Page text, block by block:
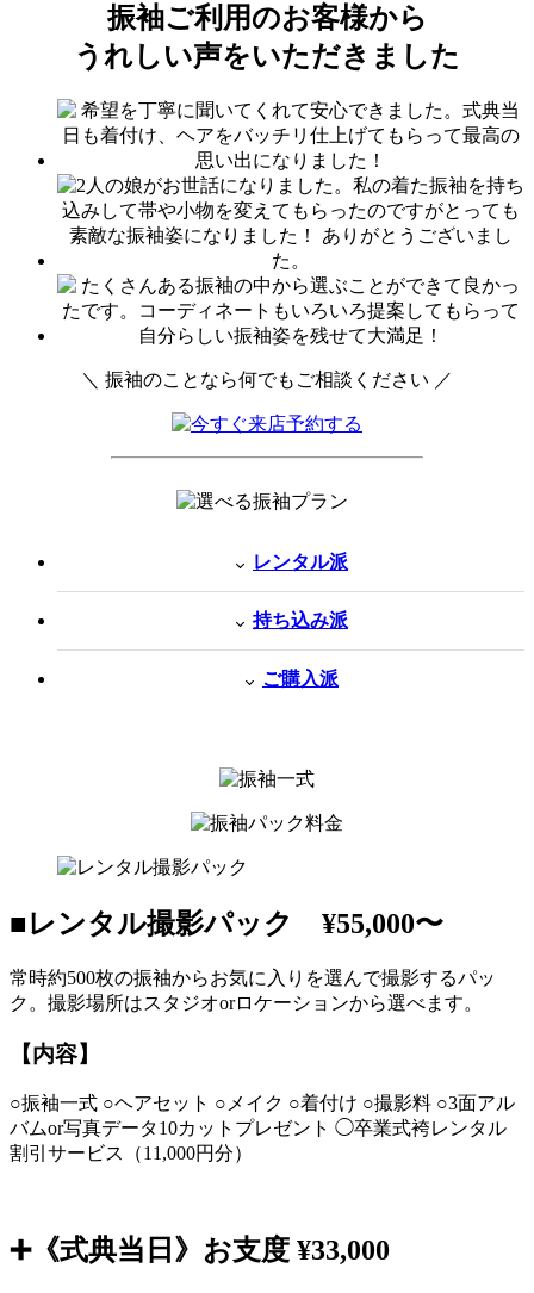
振袖ご利用のお客様から
うれしい声をいただきました
＼ 振袖のことなら何でもご相談ください ／
レンタル派
持ち込み派
ご購入派
■レンタル撮影パック ¥55,000〜
常時約500枚の振袖からお気に入りを選んで撮影するパッ
ク。撮影場所はスタジオorロケーションから選べます。
【内容】
○振袖一式 ○ヘアセット ○メイク ○着付け ○撮影料 ○3面アル
バムor写真データ10カットプレゼント ◯卒業式袴レンタル
割引サービス（11,000円分）
➕《式典当日》お支度 ¥33,000